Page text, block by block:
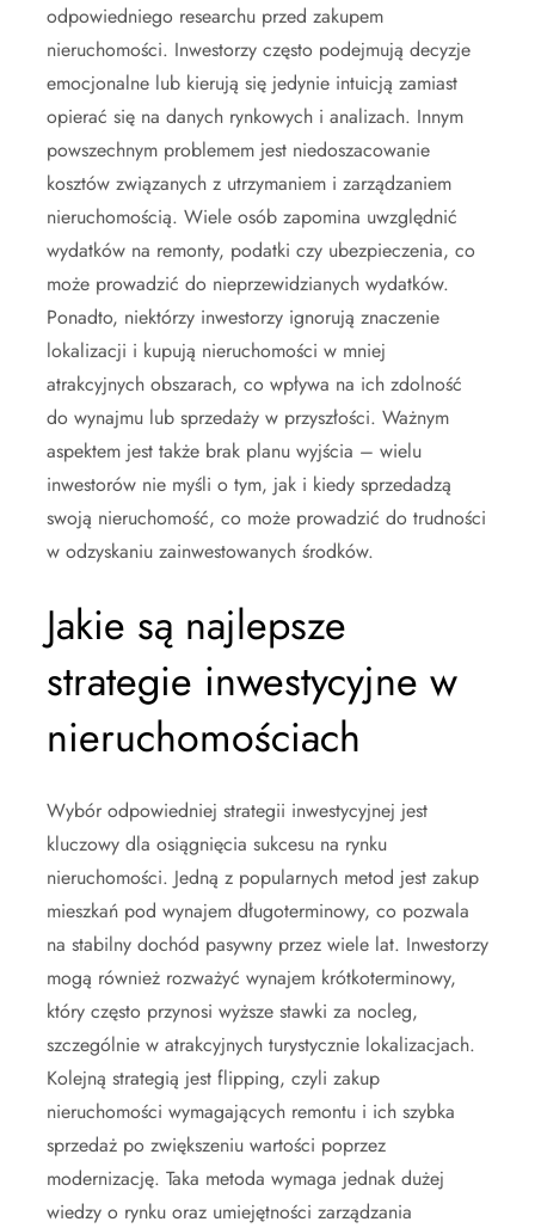
odpowiedniego researchu przed zakupem
nieruchomości. Inwestorzy często podejmują decyzje
emocjonalne lub kierują się jedynie intuicją zamiast
opierać się na danych rynkowych i analizach. Innym
powszechnym problemem jest niedoszacowanie
kosztów związanych z utrzymaniem i zarządzaniem
nieruchomością. Wiele osób zapomina uwzględnić
wydatków na remonty, podatki czy ubezpieczenia, co
może prowadzić do nieprzewidzianych wydatków.
Ponadto, niektórzy inwestorzy ignorują znaczenie
lokalizacji i kupują nieruchomości w mniej
atrakcyjnych obszarach, co wpływa na ich zdolność
do wynajmu lub sprzedaży w przyszłości. Ważnym
aspektem jest także brak planu wyjścia – wielu
inwestorów nie myśli o tym, jak i kiedy sprzedadzą
swoją nieruchomość, co może prowadzić do trudności
w odzyskaniu zainwestowanych środków.
Jakie są najlepsze
strategie inwestycyjne w
nieruchomościach
Wybór odpowiedniej strategii inwestycyjnej jest
kluczowy dla osiągnięcia sukcesu na rynku
nieruchomości. Jedną z popularnych metod jest zakup
mieszkań pod wynajem długoterminowy, co pozwala
na stabilny dochód pasywny przez wiele lat. Inwestorzy
mogą również rozważyć wynajem krótkoterminowy,
który często przynosi wyższe stawki za nocleg,
szczególnie w atrakcyjnych turystycznie lokalizacjach.
Kolejną strategią jest flipping, czyli zakup
nieruchomości wymagających remontu i ich szybka
sprzedaż po zwiększeniu wartości poprzez
modernizację. Taka metoda wymaga jednak dużej
wiedzy o rynku oraz umiejętności zarządzania